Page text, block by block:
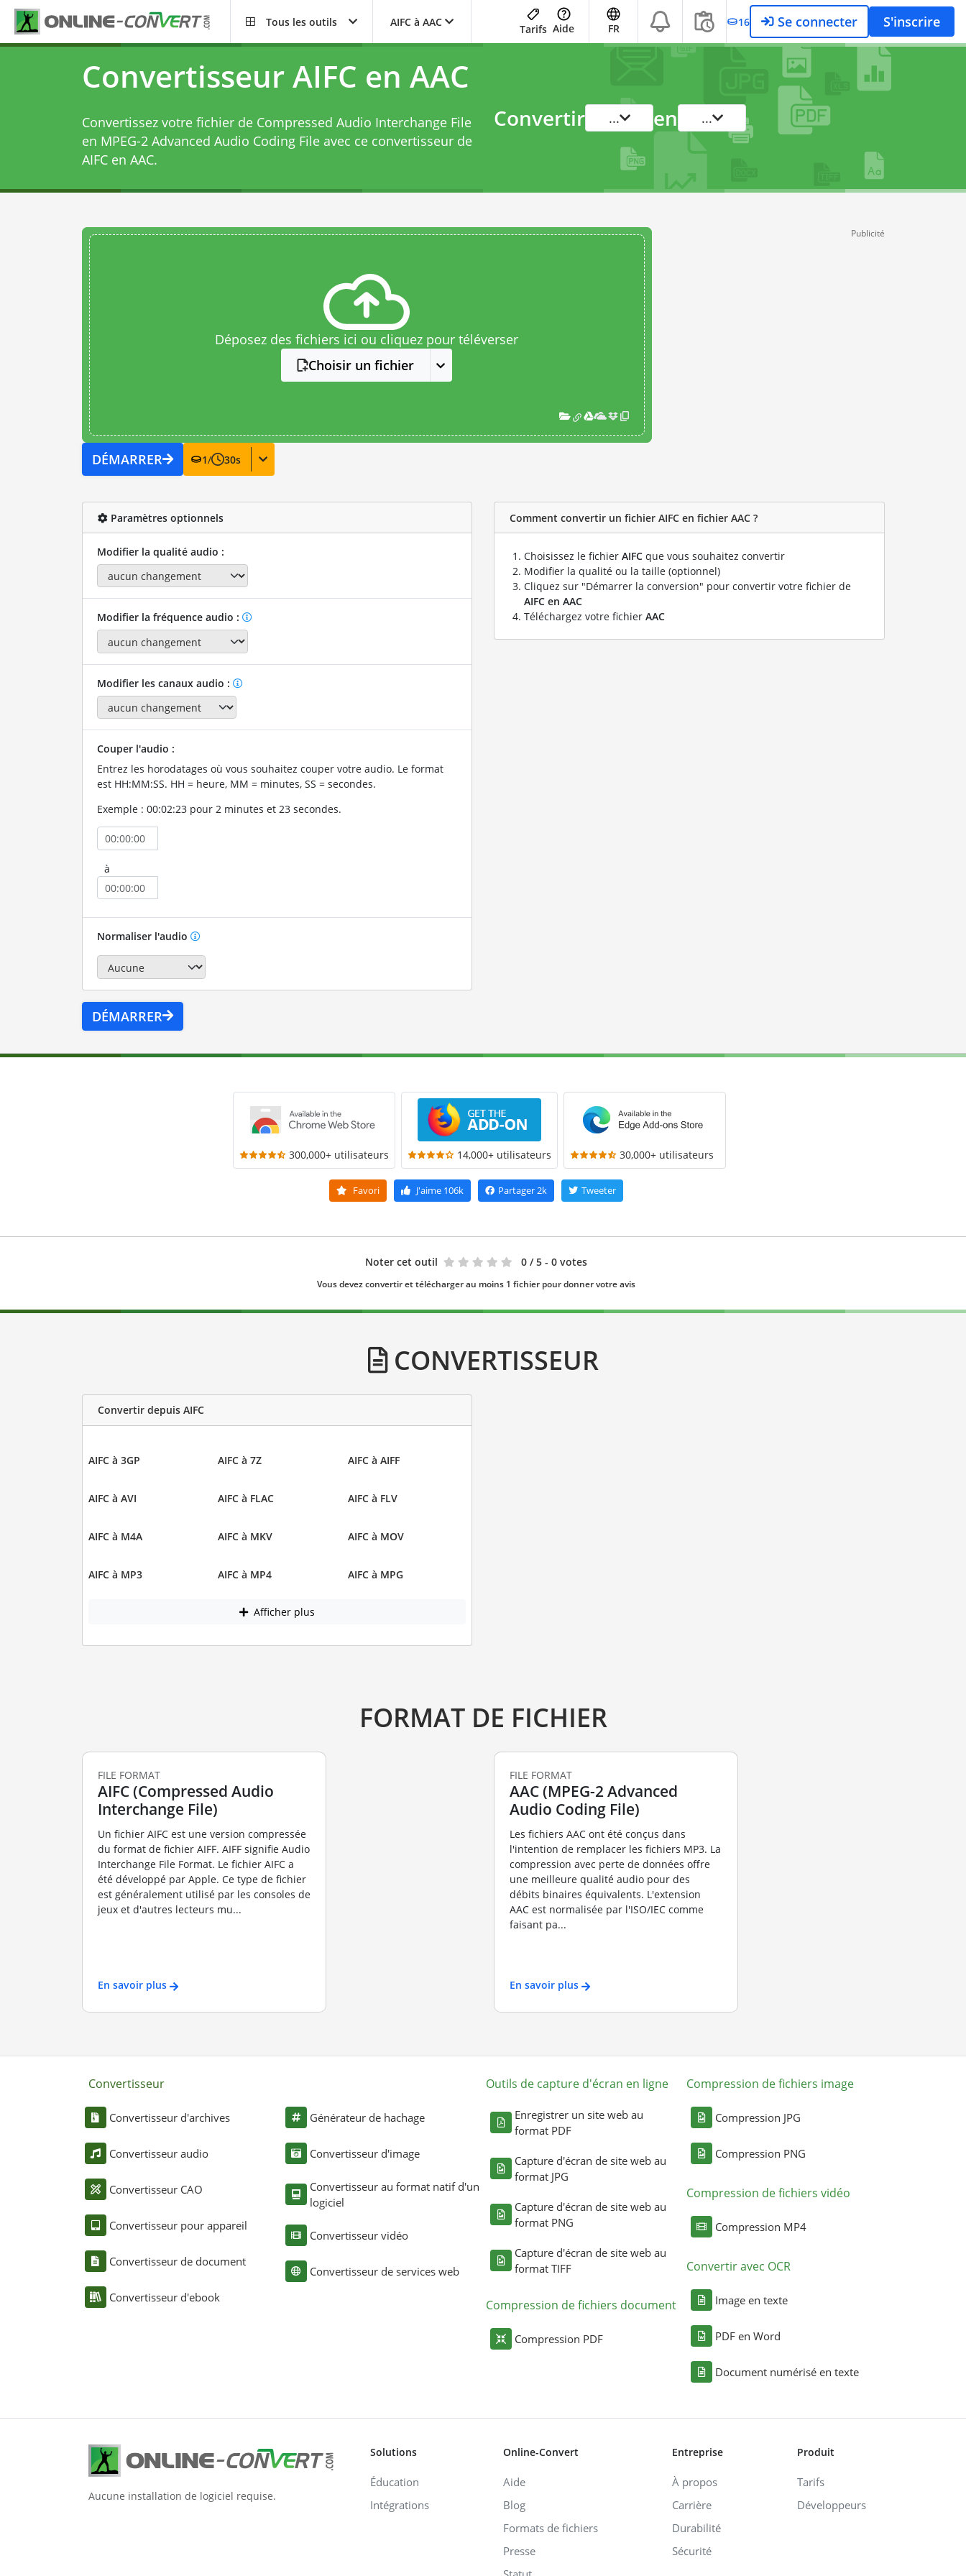
Tous les outils AIFC à AAC
Tarifs Aide FR 16 Se connecter S'inscrire
Convertisseur AIFC en AAC
Convertissez votre fichier de Compressed Audio Interchange File
en MPEG-2 Advanced Audio Coding File avec ce convertisseur de
AIFC en AAC.
Convertir ... en ...
Déposez des fichiers ici ou cliquez pour téléverser
Choisir un fichier
DÉMARRER 1/ 30s
Publicité
Paramètres optionnels
Modifier la qualité audio :
Modifier la fréquence audio :
Modifier les canaux audio :
Couper l'audio :
Entrez les horodatages où vous souhaitez couper votre audio. Le format
est HH:MM:SS. HH = heure, MM = minutes, SS = secondes.
Exemple : 00:02:23 pour 2 minutes et 23 secondes.
à
Normaliser l'audio
DÉMARRER
Comment convertir un fichier AIFC en fichier AAC ?
Choisissez le fichier AIFC que vous souhaitez convertir
Modifier la qualité ou la taille (optionnel)
Cliquez sur "Démarrer la conversion" pour convertir votre fichier de
AIFC en AAC
Téléchargez votre fichier AAC
300,000+ utilisateurs 14,000+ utilisateurs 30,000+ utilisateurs
Favori J'aime106k Partager2k Tweeter
Noter cet outil 0 / 5 - 0 votes
Vous devez convertir et télécharger au moins 1 fichier pour donner votre avis
CONVERTISSEUR
Convertir depuis AIFC
AIFC à 3GP AIFC à 7Z AIFC à AIFF
AIFC à AVI AIFC à FLAC AIFC à FLV
AIFC à M4A AIFC à MKV AIFC à MOV
AIFC à MP3 AIFC à MP4 AIFC à MPG
Afficher plus
FORMAT DE FICHIER
FILE FORMAT
AIFC (Compressed Audio
Interchange File)
Un fichier AIFC est une version compressée
du format de fichier AIFF. AIFF signifie Audio
Interchange File Format. Le fichier AIFC a
été développé par Apple. Ce type de fichier
est généralement utilisé par les consoles de
jeux et d'autres lecteurs mu...
En savoir plus
FILE FORMAT
AAC (MPEG-2 Advanced
Audio Coding File)
Les fichiers AAC ont été conçus dans
l'intention de remplacer les fichiers MP3. La
compression avec perte de données offre
une meilleure qualité audio pour des
débits binaires équivalents. L'extension
AAC est normalisée par l'ISO/IEC comme
faisant pa...
En savoir plus
Convertisseur
Convertisseur d'archives
Convertisseur audio
Convertisseur CAO
Convertisseur pour appareil
Convertisseur de document
Convertisseur d'ebook
Générateur de hachage
Convertisseur d'image
Convertisseur au format natif d'un
logiciel
Convertisseur vidéo
Convertisseur de services web
Outils de capture d'écran en ligne
Enregistrer un site web au
format PDF
Capture d'écran de site web au
format JPG
Capture d'écran de site web au
format PNG
Capture d'écran de site web au
format TIFF
Compression de fichiers document
Compression PDF
Compression de fichiers image
Compression JPG
Compression PNG
Compression de fichiers vidéo
Compression MP4
Convertir avec OCR
Image en texte
PDF en Word
Document numérisé en texte
Aucune installation de logiciel requise.
Solutions
Éducation
Intégrations
Online-Convert
Aide
Blog
Formats de fichiers
Presse
Entreprise
À propos
Carrière
Durabilité
Sécurité
Produit
Tarifs
Développeurs